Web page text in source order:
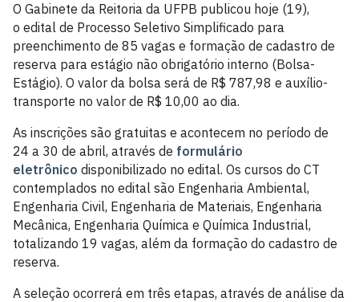
O Gabinete da Reitoria da UFPB publicou hoje (19),
o edital de Processo Seletivo Simplificado para
preenchimento de 85 vagas e formação de cadastro de
reserva para estágio não obrigatório interno (Bolsa-
Estágio). O valor da bolsa será de R$ 787,98 e auxílio-
transporte no valor de R$ 10,00 ao dia.
As inscrições são gratuitas e acontecem no período de
24 a 30 de abril, através de formulário
eletrônico disponibilizado no edital. Os cursos do CT
contemplados no edital são Engenharia Ambiental,
Engenharia Civil, Engenharia de Materiais, Engenharia
Mecânica, Engenharia Química e Química Industrial,
totalizando 19 vagas, além da formação do cadastro de
reserva.
A seleção ocorrerá em três etapas, através de análise da